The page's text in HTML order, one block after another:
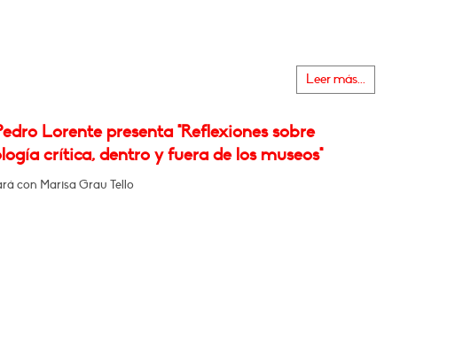
Leer más...
Lorente presenta "Reflexiones sobre
crítica, dentro y fuera de los museos"
con Marisa Grau Tello